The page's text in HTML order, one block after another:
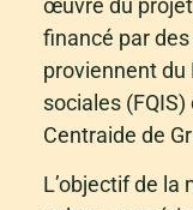
œuvre du
financé par
proviennent du
sociales
Centraide de
L’objectif de la